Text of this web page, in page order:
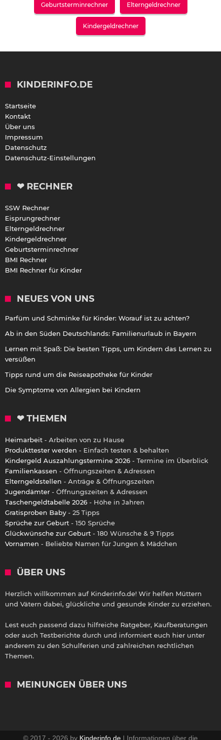
Geburtsterminrechner Elterngeldrechner
Kindergeldrechner
KINDERINFO.DE
Startseite
Kontakt
Über uns
Impressum
Datenschutz
Datenschutz-Einstellungen
❤ RECHNER
SSW Rechner
Eisprungrechner
Elterngeldrechner
Kindergeldrechner
Geburtsterminrechner
BMI Rechner
BMI Rechner für Kinder
NEUES VON UNS
Parfüm und Schminke für Kinder: Worauf ist zu achten?
Ab in den Süden Deutschlands: Familienurlaub in Bayern
Lernen mit Spaß: Die besten Tipps, um Kindern das Lernen zu
versüßen
Tipps rund um die Reiseapotheke für Kinder
Die Symptome von Allergien bei Kindern
❤ THEMEN
Heimarbeit - Arbeiten von zu Hause
Produkttester werden - Einfach testen & behalten
Kindergeld Auszahlungstermine 2026 - Termine im Überblick
Familienkassen - Öffnungszeiten & Adressen
Elterngeldstellen - Anträge & Öffnungszeiten
Jugendämter - Öffnungszeiten & Adressen
Taschengeldtabelle 2026 - Höhe in Jahren
Gratisproben Baby - 25 Tipps
Sprüche zur Geburt - 150 Sprüche
Glückwünsche zur Geburt - 180 Wünsche & 9 Tipps
Vornamen - Beliebte Namen für Jungen & Mädchen
ÜBER UNS
Herzlich willkommen auf Kinderinfo.de! Wir helfen Müttern
und Vätern dabei, glückliche und gesunde Kinder zu erziehen.
Lest euch passend dazu hilfreiche Ratgeber, Kaufberatungen
oder auch Testberichte durch und informiert euch hier unter
anderem zu den Schulferien und zahlreichen rechtlichen
Themen.
MEINUNGEN ÜBER UNS
© 2017 - 2026 by Kinderinfo.de | Informationen über die